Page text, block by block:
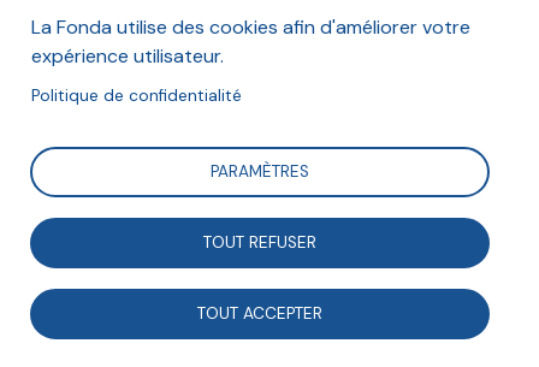
Octobre 2021
Depuis sa création en 1995, Unis-Cité défend le
service civique, un dispositif proposant aux jeunes de
rejoindre un projet solidaire à temps plein sur une
année.
La Fonda utilise des cookies afin d'améliorer votre
expérience utilisateur.
Politique de confidentialité
PARAMÈTRES
TOUT REFUSER
TOUT ACCEPTER